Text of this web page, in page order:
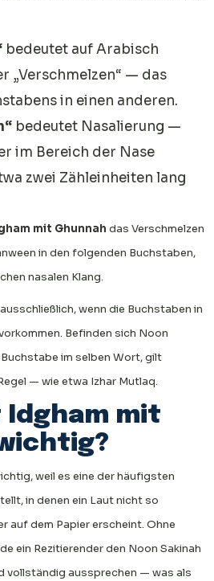
bedeutet auf Arabisch
„Verschmelzen“ — das
in einen anderen.
bedeutet Nasalierung —
im Bereich der Nase
zwei Zähleinheiten lang
mit Ghunnah das Verschmelzen
in den folgenden Buchstaben,
nasalen Klang.
wenn die Buchstaben in
Befinden sich Noon
im selben Wort, gilt
— wie etwa Izhar Mutlaq.
Idgham mit
weil es eine der häufigsten
in denen ein Laut nicht so
auf dem Papier erscheint. Ohne
ein Rezitierender den Noon Sakinah
vollständig aussprechen — was als